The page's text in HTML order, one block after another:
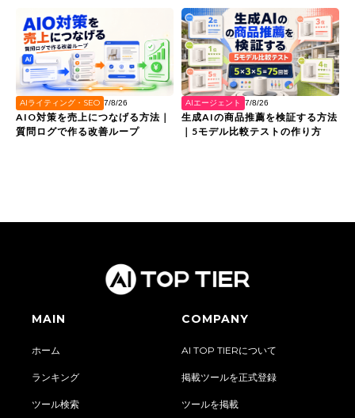
AIライティング・SEO 7/8/26
AIO対策を売上につなげる方法｜
質問ログで作る改善ループ
AIエージェント 7/8/26
生成AIの商品推薦を検証する方法
｜5モデル比較テストの作り方
MAIN
ホーム
ランキング
ツール検索
COMPANY
AI TOP TIERについて
掲載ツールを正式登録
ツールを掲載